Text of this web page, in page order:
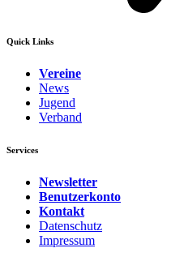
Quick Links
Vereine
News
Jugend
Verband
Services
Newsletter
Benutzerkonto
Kontakt
Datenschutz
Impressum